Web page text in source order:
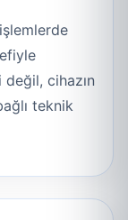
cihazın
teknik